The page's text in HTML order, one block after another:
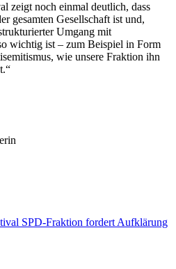
zeigt noch einmal deutlich, dass
gesamten Gesellschaft ist und,
Umgang mit
wichtig ist – zum Beispiel in Form
wie unsere Fraktion ihn
SPD-Fraktion fordert Aufklärung